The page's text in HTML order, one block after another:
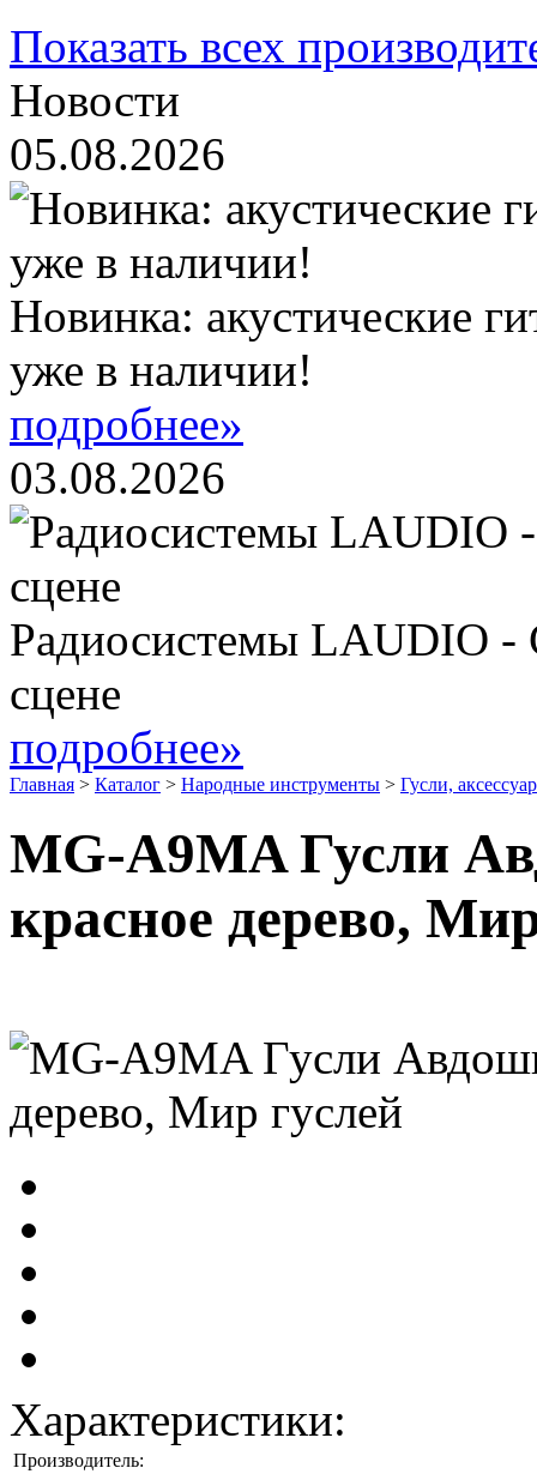
Показать всех
Новости
05.08.2026
Новинка: акустические
уже в наличии!
подробнее»
03.08.2026
Радиосистемы LAUDIO -
сцене
подробнее»
Главная > Каталог > Народные инструменты > Гусли,
MG-A9MA Гусли
красное дерево,
Характеристики:
Производитель: